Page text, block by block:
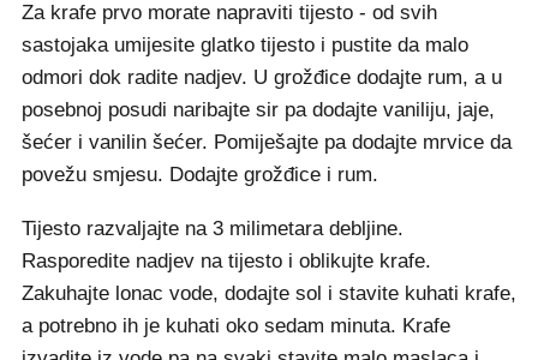
Za krafe prvo morate napraviti tijesto - od svih
sastojaka umijesite glatko tijesto i pustite da malo
odmori dok radite nadjev. U grožđice dodajte rum, a u
posebnoj posudi naribajte sir pa dodajte vaniliju, jaje,
šećer i vanilin šećer. Pomiješajte pa dodajte mrvice da
povežu smjesu. Dodajte grožđice i rum.
Tijesto razvaljajte na 3 milimetara debljine.
Rasporedite nadjev na tijesto i oblikujte krafe.
Zakuhajte lonac vode, dodajte sol i stavite kuhati krafe,
a potrebno ih je kuhati oko sedam minuta. Krafe